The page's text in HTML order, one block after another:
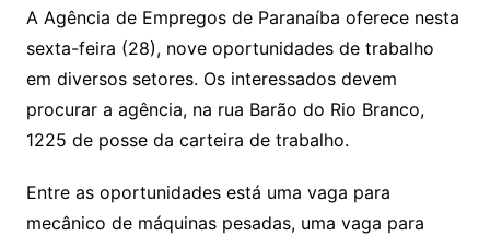
A Agência de Empregos de Paranaíba oferece nesta
sexta-feira (28), nove oportunidades de trabalho
em diversos setores. Os interessados devem
procurar a agência, na rua Barão do Rio Branco,
1225 de posse da carteira de trabalho.
Entre as oportunidades está uma vaga para
mecânico de máquinas pesadas, uma vaga para